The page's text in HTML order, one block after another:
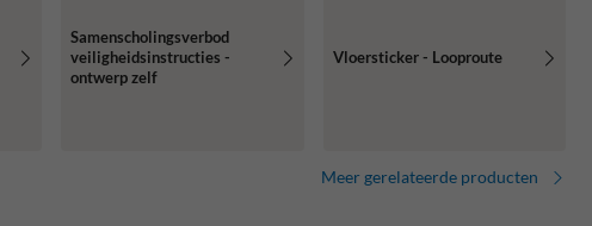
Samenscholingsverbod
veiligheidsinstructies -
ontwerp zelf
Vloersticker - Looproute
Meer gerelateerde producten